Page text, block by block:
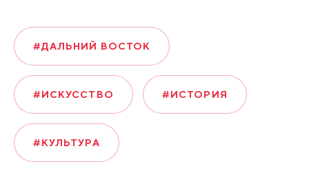
#ДАЛЬНИЙ ВОСТОК
#ИСКУССТВО #ИСТОРИЯ
#КУЛЬТУРА